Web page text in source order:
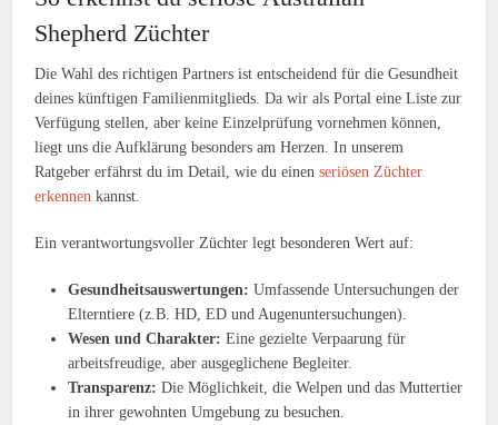
Shepherd Züchter
Die Wahl des richtigen Partners ist entscheidend für die Gesundheit
deines künftigen Familienmitglieds. Da wir als Portal eine Liste zur
Verfügung stellen, aber keine Einzelprüfung vornehmen können,
liegt uns die Aufklärung besonders am Herzen. In unserem
Ratgeber erfährst du im Detail, wie du einenseriösen Züchter
erkennen kannst.
Ein verantwortungsvoller Züchter legt besonderen Wert auf:
Gesundheitsauswertungen: Umfassende Untersuchungen der
Elterntiere (z.B. HD, ED und Augenuntersuchungen).
Wesen und Charakter: Eine gezielte Verpaarung für
arbeitsfreudige, aber ausgeglichene Begleiter.
Transparenz: Die Möglichkeit, die Welpen und das Muttertier
in ihrer gewohnten Umgebung zu besuchen.